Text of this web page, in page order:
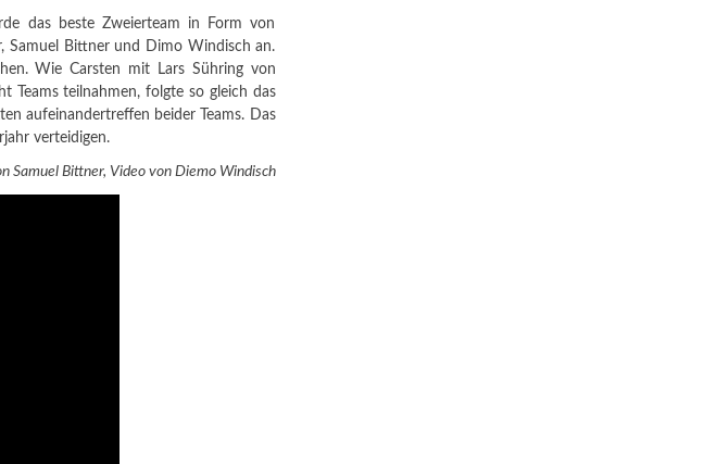
das beste Zweierteam in Form von
Samuel Bittner und Dimo Windisch an.
Wie Carsten mit Lars Sühring von
Teams teilnahmen, folgte so gleich das
aufeinandertreffen beider Teams. Das
verteidigen.
Samuel Bittner, Video von Diemo Windisch